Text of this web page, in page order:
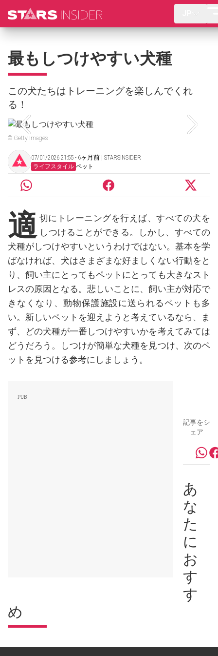
最もしつけやすい犬種
この犬たちはトレーニングを楽しんでくれ
る！
© Getty Images
07/01/2026 21:55 ‧ 6ヶ月前 | STARSINSIDER
ライフスタイル ペット
適 切にトレーニングを行えば、すべての犬を
しつけることができる。しかし、すべての
犬種がしつけやすいというわけではない。基本を学
ばなければ、犬はさまざまな好ましくない行動をと
り、飼い主にとってもペットにとっても大きなスト
レスの原因となる。悲しいことに、飼い主が対応で
きなくなり、動物保護施設に送られるペットも多
い。新しいペットを迎えようと考えているなら、ま
ず、どの犬種が一番しつけやすいかを考えてみては
どうだろう。しつけが簡単な犬種を見つけ、次のペ
ットを見つける参考にしましょう。
記事をシ
ェア
あ
な
た
に
お
す
す
め